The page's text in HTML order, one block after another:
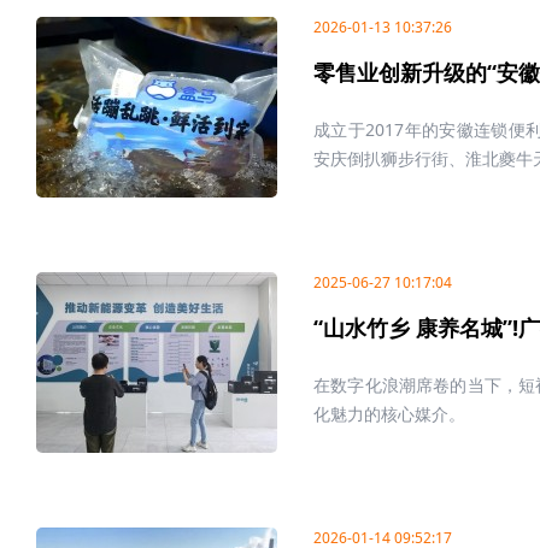
2026-01-13 10:37:26
零售业创新升级的“安
成立于2017年的安徽连锁便
安庆倒扒狮步行街、淮北夔
2025-06-27 10:17:04
“山水竹乡 康养名城”!
在数字化浪潮席卷的当下，
化魅力的核心媒介。
2026-01-14 09:52:17